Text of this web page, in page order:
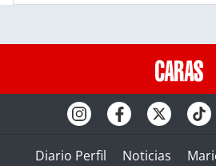
Diario Perfil Noticias